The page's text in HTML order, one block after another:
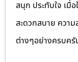
สนุก ประทับใจ เมื่
สะดวกสบาย ควา
ต่างๆอย่างครบครั